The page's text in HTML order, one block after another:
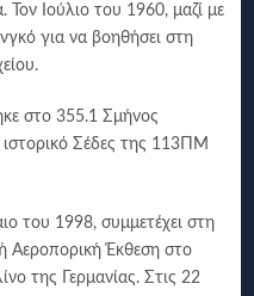
Ιούλιο του 1960, μαζί με
για να βοηθήσει στη
στο 355.1 Σμήνος
Σέδες της 113ΠΜ
του 1998, συμμετέχει στη
Αεροπορική Έκθεση στο
της Γερμανίας. Στις 22